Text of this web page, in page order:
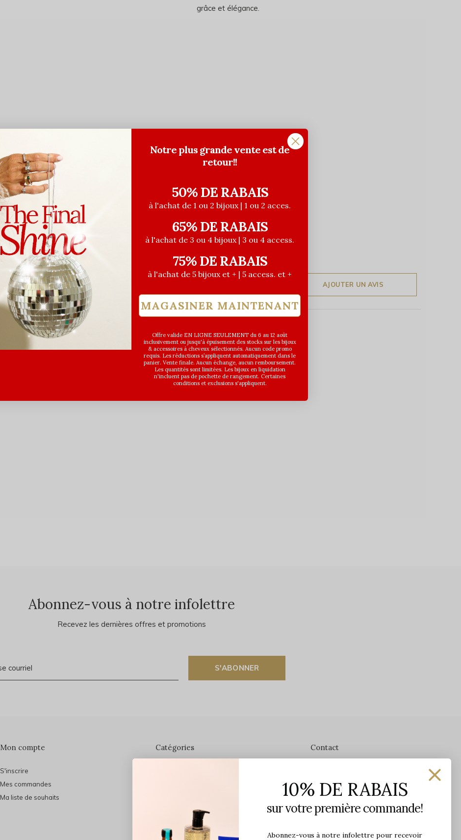
grâce et élégance.
AJOUTER UN AVIS
Abonnez-vous à notre infolettre
Recevez les dernières offres et promotions
S'ABONNER
Mon compte
S'inscrire
Mes commandes
Ma liste de souhaits
Catégories
Soins du visage
Maquillage
Contact
1650 avenue Jules-Verne, Local 103
G2G 2R1, Québec, Canada
Lundi: 9h - 17h
Notre plus grande vente est de
retour!!
50% DE RABAIS
à l'achat de 1 ou 2 bijoux | 1 ou 2 acces.
65% DE RABAIS
à l'achat de 3 ou 4 bijoux | 3 ou 4 access.
75% DE RABAIS
à l'achat de 5 bijoux et + | 5 access. et +
MAGASINER MAINTENANT
Offre valide EN LIGNE SEULEMENT du 6 au 12 août
inclusivement ou jusqu'à épuisement des stocks sur les bijoux
& accessoires à cheveux sélectionnés. Aucun code promo
requis. Les réductions s’appliquent automatiquement dans le
panier. Vente finale. Aucun échange, aucun remboursement.
Les quantités sont limitées. Les bijoux en liquidation
n'incluent pas de pochette de rangement. Certaines
conditions et exclusions s'appliquent.
10% DE RABAIS
sur votre première commande!
Abonnez-vous à notre infolettre pour recevoir